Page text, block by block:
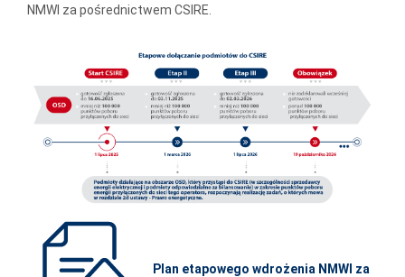
NMWI za pośrednictwem CSIRE.
Plan etapowego wdrożenia NMWI za